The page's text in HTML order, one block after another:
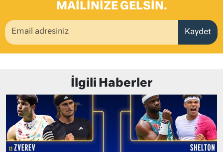
MAILINIZE GELSIN.
Kaydet
İlgili Haberler